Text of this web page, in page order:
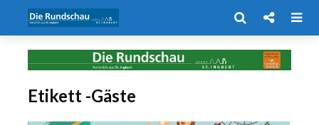
Etikett -Gäste